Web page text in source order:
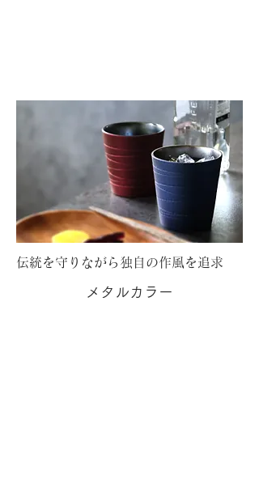
伝統を守りながら独自の作風を追求
メタルカラー